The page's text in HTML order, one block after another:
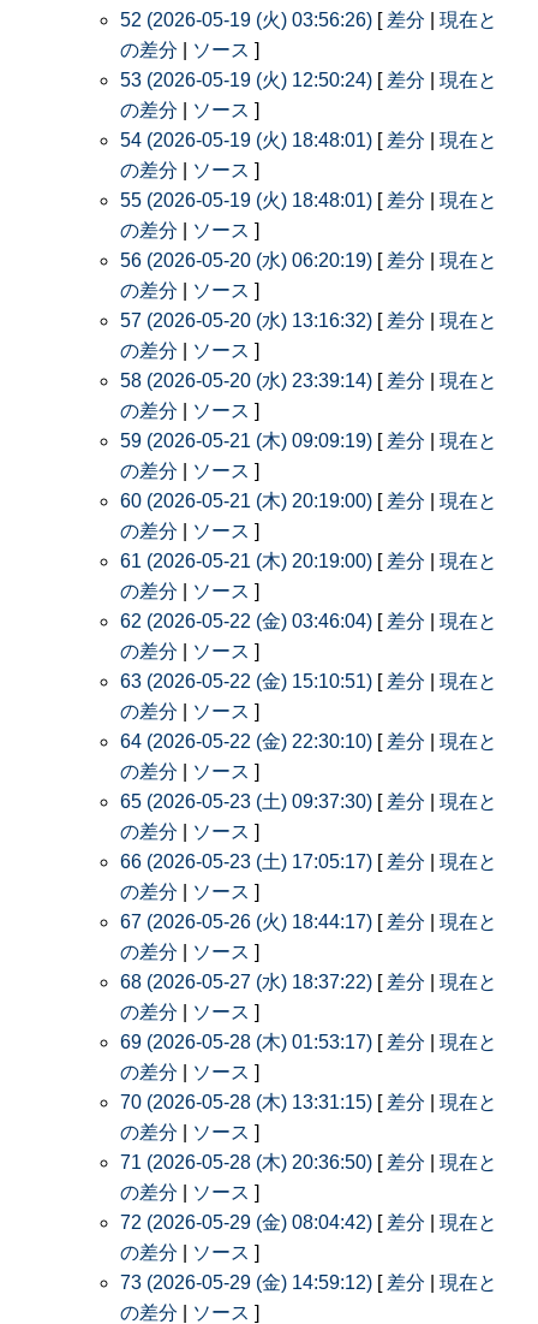
52 (2026-05-19 (火) 03:56:26) [ 差分
現在と
の差分
ソース ]
53 (2026-05-19 (火) 12:50:24) [ 差分
現在と
の差分
ソース ]
54 (2026-05-19 (火) 18:48:01) [ 差分
現在と
の差分
ソース ]
55 (2026-05-19 (火) 18:48:01) [ 差分
現在と
の差分
ソース ]
56 (2026-05-20 (水) 06:20:19) [ 差分
現在と
の差分
ソース ]
57 (2026-05-20 (水) 13:16:32) [ 差分
現在と
の差分
ソース ]
58 (2026-05-20 (水) 23:39:14) [ 差分
現在と
の差分
ソース ]
59 (2026-05-21 (木) 09:09:19) [ 差分
現在と
の差分
ソース ]
60 (2026-05-21 (木) 20:19:00) [ 差分
現在と
の差分
ソース ]
61 (2026-05-21 (木) 20:19:00) [ 差分
現在と
の差分
ソース ]
62 (2026-05-22 (金) 03:46:04) [ 差分
現在と
の差分
ソース ]
63 (2026-05-22 (金) 15:10:51) [ 差分
現在と
の差分
ソース ]
64 (2026-05-22 (金) 22:30:10) [ 差分
現在と
の差分
ソース ]
65 (2026-05-23 (土) 09:37:30) [ 差分
現在と
の差分
ソース ]
66 (2026-05-23 (土) 17:05:17) [ 差分
現在と
の差分
ソース ]
67 (2026-05-26 (火) 18:44:17) [ 差分
現在と
の差分
ソース ]
68 (2026-05-27 (水) 18:37:22) [ 差分
現在と
の差分
ソース ]
69 (2026-05-28 (木) 01:53:17) [ 差分
現在と
の差分
ソース ]
70 (2026-05-28 (木) 13:31:15) [ 差分
現在と
の差分
ソース ]
71 (2026-05-28 (木) 20:36:50) [ 差分
現在と
の差分
ソース ]
72 (2026-05-29 (金) 08:04:42) [ 差分
現在と
の差分
ソース ]
73 (2026-05-29 (金) 14:59:12) [ 差分
現在と
の差分
ソース ]